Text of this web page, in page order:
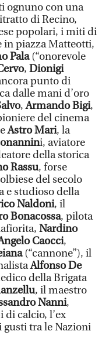
ognuno con una
di Recino,
popolari, i miti di
in piazza Matteotti,
Pala(“onorevole
, Dionigi
punto di
dalle mani d’oro
,Armando Bigi,
del cinema
Astro Mari, la
i, aviatore
della storica
Rassu, forse
del secolo
e studioso della
Naldoni, il
Bonacossa, pilota
Nardino
Caocci,
(“cannone”), il
Alfonso De
della Brigata
, il maestro
Nanni,
di calcio, l’ex
gusti tra le Nazioni